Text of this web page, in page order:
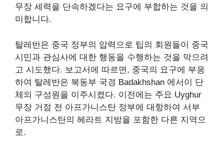
무장 세력을 단속하겠다는 요구에 부합하는 것을 의
미합니다.
탈레반은 중국 정부의 압력으로 팁의 회원들이 중국
시민과 관심사에 대한 행동을 수행하는 것을 막으려
고 시도했다. 보고서에 따르면, 중국의 요구에 부응
하여 탈레반은 북동부 국경 Badakhshan 에서이 단
체의 구성원을 이주시켰다. 이전에는 주요 Uyghur
무장 거점 전 아프가니스탄 정부에 대항하여 서부
아프가니스탄의 헤라트 지방을 포함한 다른 지역으
로.